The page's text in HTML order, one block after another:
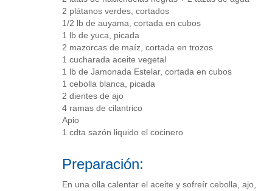
2 plátanos verdes, cortados
1/2 lb de auyama, cortada en cubos
1 lb de yuca, picada
2 mazorcas de maíz, cortada en trozos
1 cucharada aceite vegetal
1 lb de Jamonada Estelar, cortada en cubos
1 cebolla blanca, picada
2 dientes de ajo
4 ramas de cilantrico
Apio
1 cdta sazón liquido el cocinero
Preparación:
En una olla calentar el aceite y sofreír cebolla,